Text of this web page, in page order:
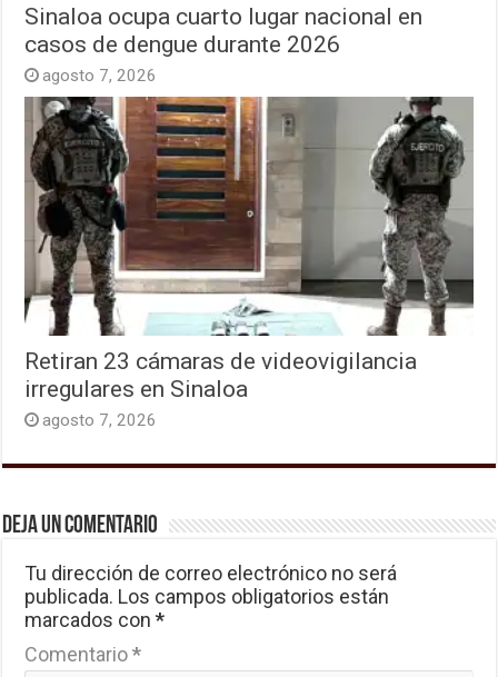
Sinaloa ocupa cuarto lugar nacional en
casos de dengue durante 2026
agosto 7, 2026
Retiran 23 cámaras de videovigilancia
irregulares en Sinaloa
agosto 7, 2026
Deja un comentario
Tu dirección de correo electrónico no será
publicada. Los campos obligatorios están
marcados con*
Comentario*